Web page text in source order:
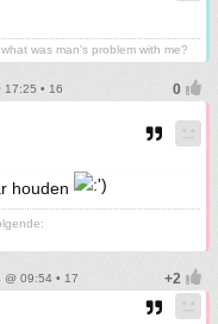
was man's problem with me?
17:25 • 16
houden
09:54 • 17